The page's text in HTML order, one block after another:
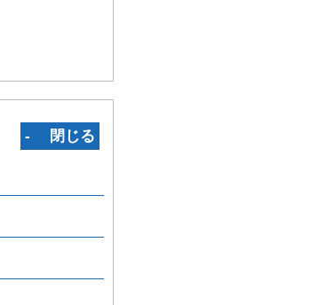
‐ 閉じる